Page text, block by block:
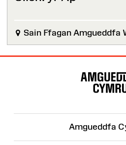
Sain Ffagan Amgueddfa
Amgueddfa